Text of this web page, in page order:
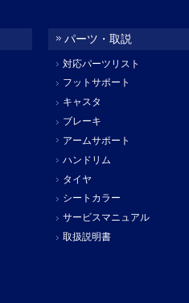
パーツ・取説
対応パーツリスト
フットサポート
キャスタ
ブレーキ
アームサポート
ハンドリム
タイヤ
シートカラー
サービスマニュアル
取扱説明書